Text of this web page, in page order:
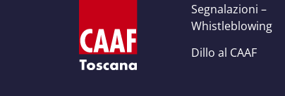
Segnalazioni –
Whistleblowing
Dillo al CAAF